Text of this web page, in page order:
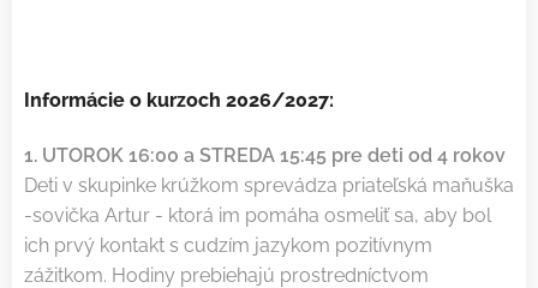
Informácie o kurzoch 2026/2027:
1. UTOROK 16:00 a STREDA 15:45 pre deti od 4 rokov
Deti v skupinke krúžkom sprevádza priateľská maňuška
-sovička Artur - ktorá im pomáha osmeliť sa, aby bol
ich prvý kontakt s cudzím jazykom pozitívnym
zážitkom. Hodiny prebiehajú prostredníctvom